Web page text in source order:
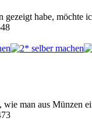
habe, möchte
man aus Münzen